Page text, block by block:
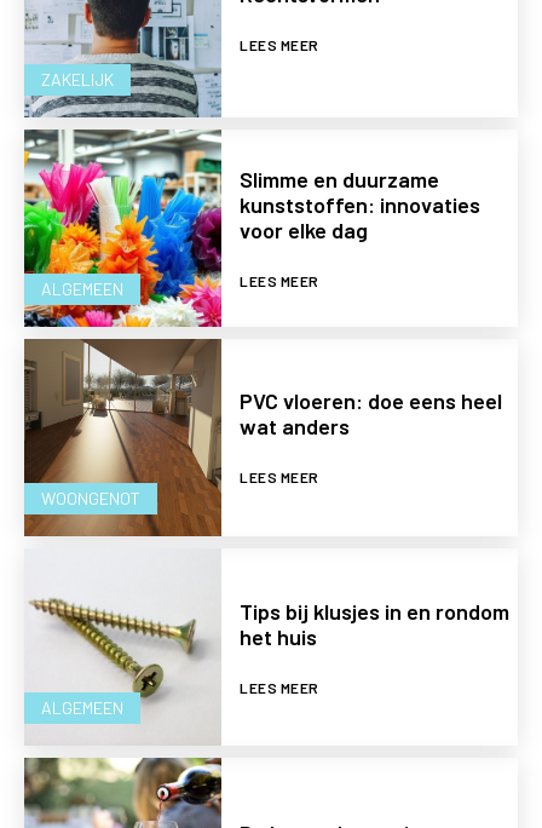
ZAKELIJK
LEES MEER
ALGEMEEN
Slimme en duurzame
kunststoffen: innovaties
voor elke dag
LEES MEER
WOONGENOT
PVC vloeren: doe eens heel
wat anders
LEES MEER
ALGEMEEN
Tips bij klusjes in en rondom
het huis
LEES MEER